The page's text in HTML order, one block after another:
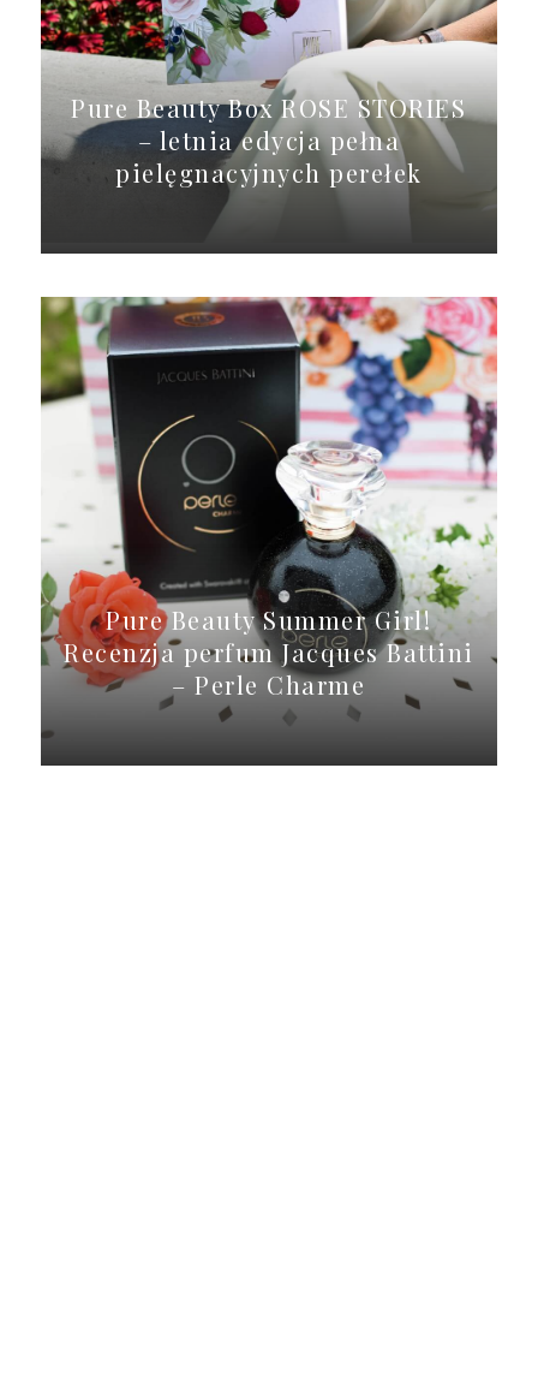
Pure Beauty Box ROSE STORIES
– letnia edycja pełna
pielęgnacyjnych perełek
Pure Beauty Summer Girl!
Recenzja perfum Jacques Battini
– Perle Charme